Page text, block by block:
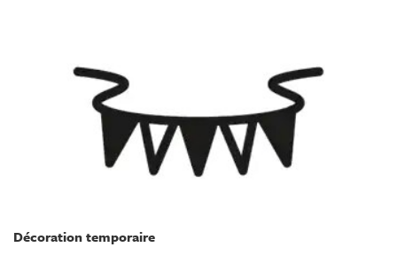
Décoration temporaire